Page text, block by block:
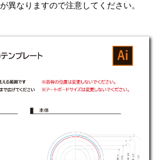
異なりますので注意してください。